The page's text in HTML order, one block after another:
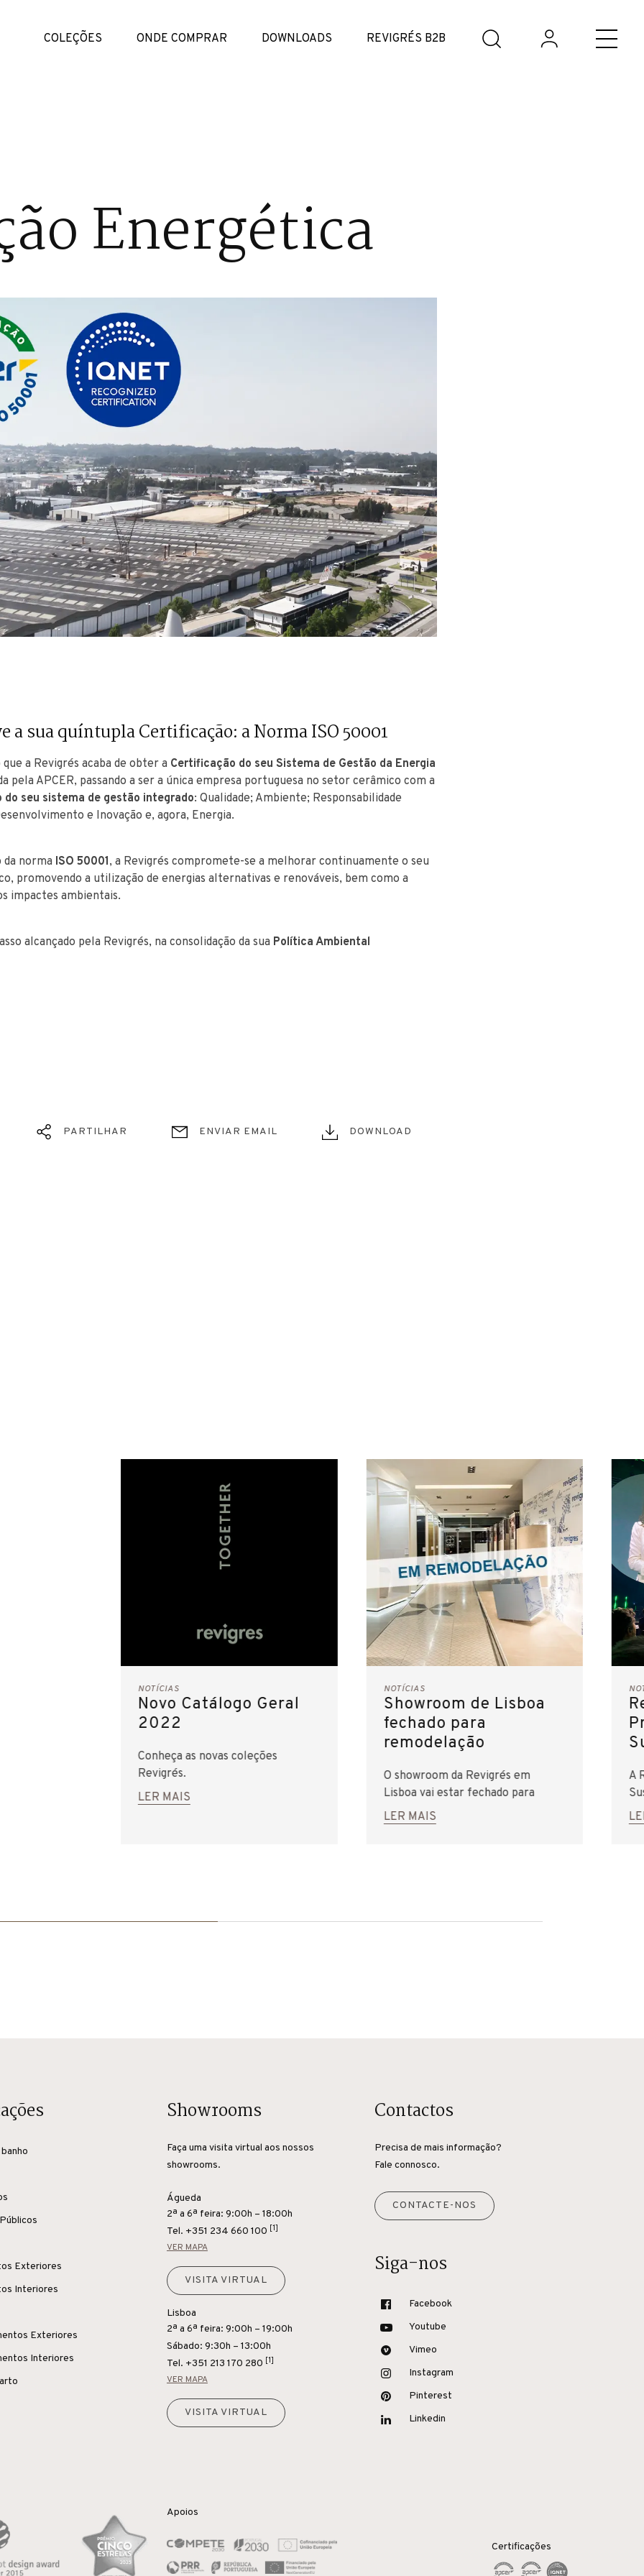
COLEÇÕES ONDE COMPRAR DOWNLOADS REVIGRÉS B2B
Energética
a sua quíntupla Certificação: a Norma ISO 50001
a Revigrés acaba de obter a Certificação do seu Sistema de Gestão da Energia
pela APCER, passando a ser a única empresa portuguesa no setor cerâmico com a
seu sistema de gestão integrado: Qualidade; Ambiente; Responsabilidade
e Inovação e, agora, Energia.
norma ISO 50001, a Revigrés compromete-se a melhorar continuamente o seu
promovendo a utilização de energias alternativas e renováveis, bem como a
impactes ambientais.
alcançado pela Revigrés, na consolidação da sua Política Ambiental
PARTILHAR ENVIAR EMAIL DOWNLOAD
NOTÍCIAS
Novo Catálogo Geral
2022
Conheça as novas coleções
Revigrés.
LER MAIS
NOTÍCIAS
Showroom de Lisboa
fechado para
remodelação
O showroom da Revigrés em
Lisboa vai estar fechado para
obras de remodelação, de 16 de
Abril a 6 de Maio, inclusive.
LER MAIS
A
Exteriores
Interiores
Exteriores
Interiores
Showrooms
Faça uma visita virtual aos nossos
showrooms.
Águeda
2ª a 6ª feira: 9:00h – 18:00h
Tel. +351 234 660 100 [1]
VER MAPA
VISITA VIRTUAL
Lisboa
2ª a 6ª feira: 9:00h – 19:00h
Sábado: 9:30h – 13:00h
Tel. +351 213 170 280 [1]
VER MAPA
VISITA VIRTUAL
Contactos
Precisa de mais informação?
Fale connosco.
CONTACTE-NOS
Siga-nos
Facebook
Youtube
Vimeo
Instagram
Pinterest
Linkedin
Apoios
Certificações